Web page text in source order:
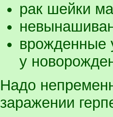
рак шейки
врожденные
у
Надо
заражении